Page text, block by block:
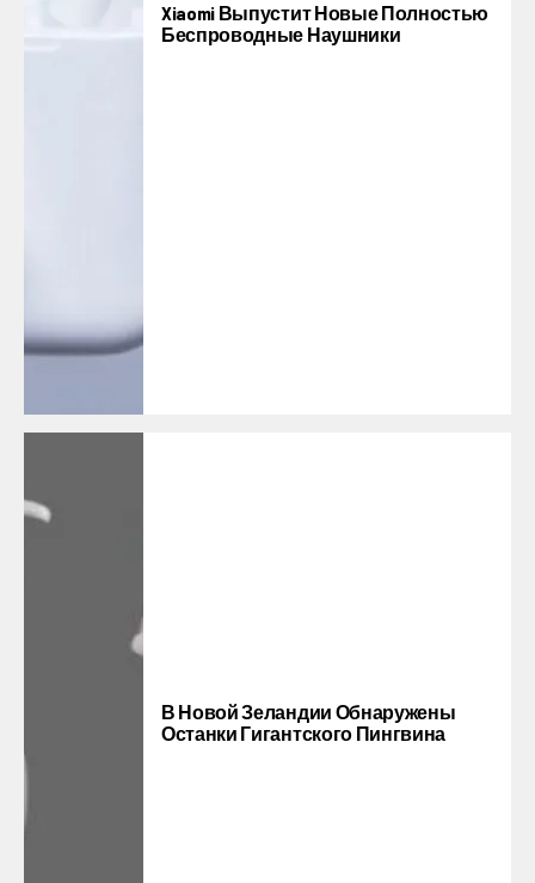
Xiaomi Выпустит Новые Полностью
Беспроводные Наушники
В Новой Зеландии Обнаружены
Останки Гигантского Пингвина